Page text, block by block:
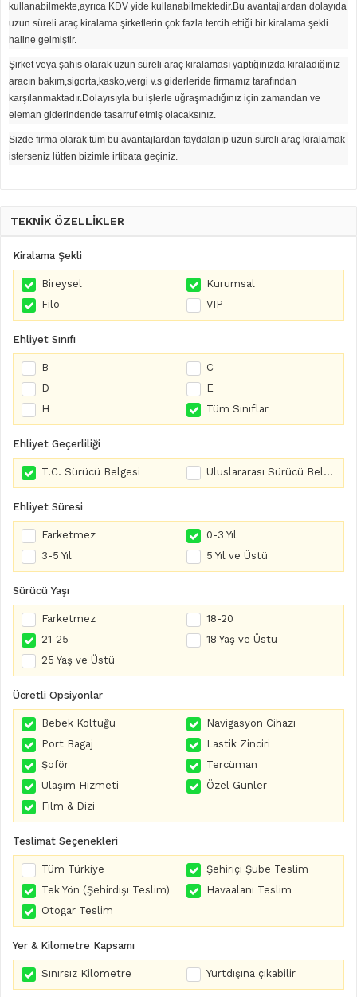
kullanabilmekte,ayrıca KDV yide kullanabilmektedir.Bu avantajlardan dolayıda
uzun süreli araç kiralama şirketlerin çok fazla tercih ettiği bir kiralama şekli
haline gelmiştir.
Şirket veya şahıs olarak uzun süreli araç kiralaması yaptığınızda kiraladığınız
aracın bakım,sigorta,kasko,vergi v.s giderleride firmamız tarafından
karşılanmaktadır.Dolayısıyla bu işlerle uğraşmadığınız için zamandan ve
eleman giderindende tasarruf etmiş olacaksınız.
Sizde firma olarak tüm bu avantajlardan faydalanıp uzun süreli araç kiralamak
isterseniz lütfen bizimle irtibata geçiniz.
TEKNİK ÖZELLİKLER
Kiralama Şekli
Bireysel
Kurumsal
Filo
VIP
Ehliyet Sınıfı
B
C
D
E
H
Tüm Sınıflar
Ehliyet Geçerliliği
T.C. Sürücü Belgesi Uluslararası Sürücü Belgesi
Ehliyet Süresi
Farketmez
0-3 Yıl
3-5 Yıl
5 Yıl ve Üstü
Sürücü Yaşı
Farketmez
18-20
21-25
18 Yaş ve Üstü
25 Yaş ve Üstü
Ücretli Opsiyonlar
Bebek Koltuğu
Navigasyon Cihazı
Port Bagaj
Lastik Zinciri
Şoför
Tercüman
Ulaşım Hizmeti
Özel Günler
Film & Dizi
Teslimat Seçenekleri
Tüm Türkiye
Şehiriçi Şube Teslim
Tek Yön (Şehirdışı Teslim)
Havaalanı Teslim
Otogar Teslim
Yer & Kilometre Kapsamı
Sınırsız Kilometre Yurtdışına çıkabilir